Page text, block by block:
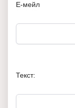
Е-мейл
Текст: